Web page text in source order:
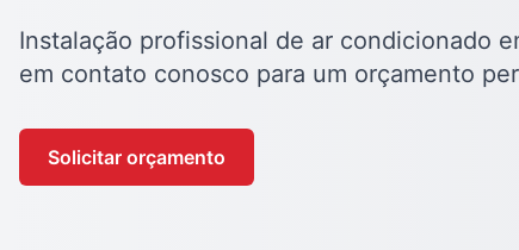
Instalação profissional de ar condicionado
em contato conosco para um orçamento
Solicitar orçamento